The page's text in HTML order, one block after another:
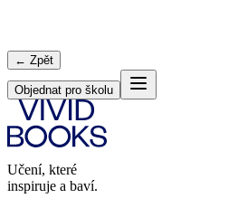
← Zpět
Objednat pro školu
Učení, které
inspiruje a baví.